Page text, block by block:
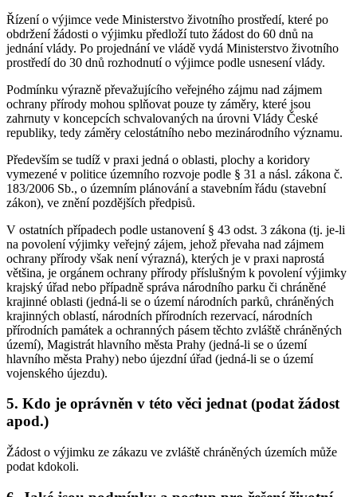
Řízení o výjimce vede Ministerstvo životního prostředí, které po
obdržení žádosti o výjimku předloží tuto žádost do 60 dnů na
jednání vlády. Po projednání ve vládě vydá Ministerstvo životního
prostředí do 30 dnů rozhodnutí o výjimce podle usnesení vlády.
Podmínku výrazně převažujícího veřejného zájmu nad zájmem
ochrany přírody mohou splňovat pouze ty záměry, které jsou
zahrnuty v koncepcích schvalovaných na úrovni Vlády České
republiky, tedy záměry celostátního nebo mezinárodního významu.
Především se tudíž v praxi jedná o oblasti, plochy a koridory
vymezené v politice územního rozvoje podle § 31 a násl. zákona č.
183/2006 Sb., o územním plánování a stavebním řádu (stavební
zákon), ve znění pozdějších předpisů.
V ostatních případech podle ustanovení § 43 odst. 3 zákona (tj. je-li
na povolení výjimky veřejný zájem, jehož převaha nad zájmem
ochrany přírody však není výrazná), kterých je v praxi naprostá
většina, je orgánem ochrany přírody příslušným k povolení výjimky
krajský úřad nebo případně správa národního parku či chráněné
krajinné oblasti (jedná-li se o území národních parků, chráněných
krajinných oblastí, národních přírodních rezervací, národních
přírodních památek a ochranných pásem těchto zvláště chráněných
území), Magistrát hlavního města Prahy (jedná-li se o území
hlavního města Prahy) nebo újezdní úřad (jedná-li se o území
vojenského újezdu).
5. Kdo je oprávněn v této věci jednat (podat žádost
apod.)
Žádost o výjimku ze zákazu ve zvláště chráněných územích může
podat kdokoli.